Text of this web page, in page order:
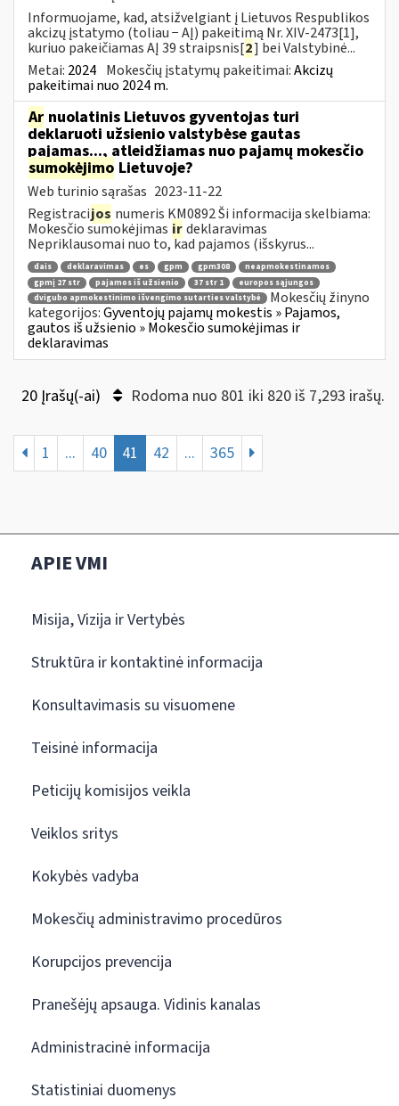
Informuojame, kad, atsižvelgiant į Lietuvos Respublikos
akcizų įstatymo (toliau − AĮ) pakeitimą Nr. XIV-2473[1],
kuriuo pakeičiamas AĮ 39 straipsnis[2] bei Valstybinė...
Metai: 2024 Mokesčių įstatymų pakeitimai:Akcizų
pakeitimai nuo 2024 m.
Ar nuolatinis Lietuvos gyventojas turi
deklaruoti užsienio valstybėse gautas
pajamas..., atleidžiamas nuo pajamų mokesčio
sumokėjimo Lietuvoje?
Web turinio sąrašas 2023-11-22
Registracijos numeris KM0892 Ši informacija skelbiama:
Mokesčio sumokėjimas irdeklaravimas
Nepriklausomai nuo to, kad pajamos (išskyrus...
dais deklaravimas es gpm gpm308
neapmokestinamos
gpmį 27 str
pajamos iš užsienio 37 str 1
europos sąjungos
dvigubo apmokestinimo išvengimo sutarties valstybė
Mokesčių žinyno
kategorijos:Gyventojų pajamų mokestis » Pajamos,
gautos iš užsienio » Mokesčio sumokėjimas ir
deklaravimas
20 Įrašų(-ai) Rodoma nuo 801 iki 820 iš 7,293 irašų.
1 ... 40 41 42 ... 365
APIE VMI
Misija, Vizija ir Vertybės
Struktūra ir kontaktinė informacija
Konsultavimasis su visuomene
Teisinė informacija
Peticijų komisijos veikla
Veiklos sritys
Kokybės vadyba
Mokesčių administravimo procedūros
Korupcijos prevencija
Pranešėjų apsauga. Vidinis kanalas
Administracinė informacija
Statistiniai duomenys